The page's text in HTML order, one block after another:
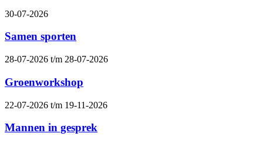
30-07-2026
Samen sporten
28-07-2026 t/m 28-07-2026
Groenworkshop
22-07-2026 t/m 19-11-2026
Mannen in gesprek